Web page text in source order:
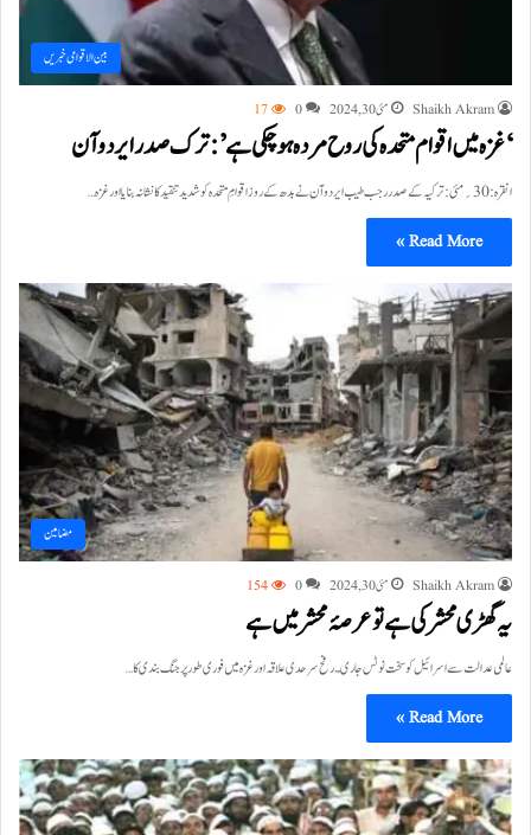
بین الاقوامی خبریں
Shaikh Akram مئی 30, 2024 0
17
‘غزہ میں اقوام متحدہ کی روح مردہ ہو چکی ہے’: ترک صدر ایردوآن
انقرہ:30؍مئی: ترکیہ کے صدر رجب طیب ایردوآن نے بدھ کے روز اقوامِ متحدہ کو شدید تنقید کا نشانہ بنایا اور غزہ…
Read More »
مضامین
Shaikh Akram مئی 30, 2024 0
154
یہ گھڑی محشرکی ہے تو عرصۂ محشر میں ہے
عالمی عدالت سے اسرائیل کو سخت نوٹس جاری ۔ رفح سرحدی علاقہ اورغزہ میں فوری طور پر جنگ بندی کا…
Read More »